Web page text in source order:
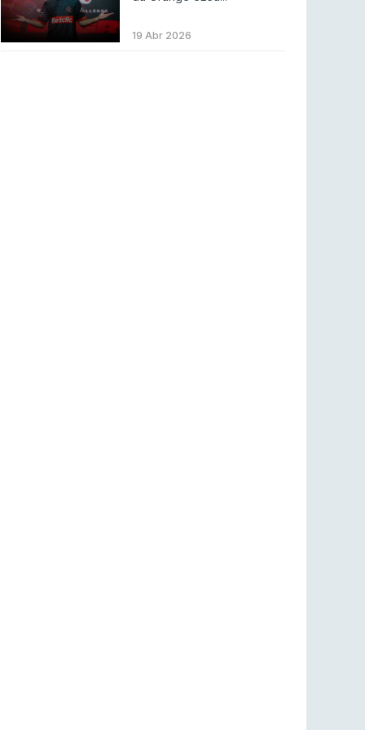
MOUZ surpreende Spirit para vencer BLAST
Bounty
19 Abr 2026